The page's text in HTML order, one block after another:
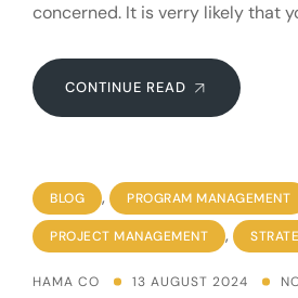
concerned. It is verry likely that
CONTINUE READ
BLOG , PROGRAM MANAGEMENT
PROJECT MANAGEMENT ,
HAMA CO 13 AUGUST 2024